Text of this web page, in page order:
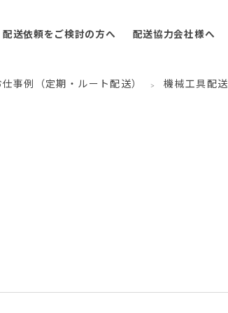
配送依頼をご検討の方へ 配送協力会社様へ
事例（定期・ルート配送） 機械工具配送